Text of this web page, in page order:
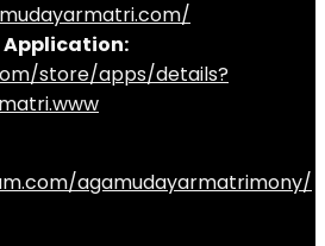
store/apps/details?
agamudayarmatrimony/